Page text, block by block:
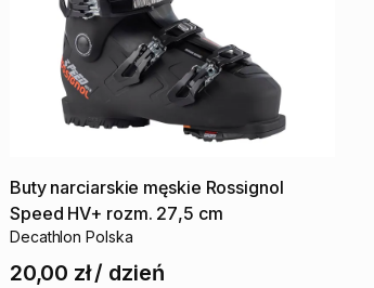
Buty narciarskie męskie Rossignol
Speed HV+ rozm. 27​,​5 cm
Decathlon Polska
20,00 zł/ dzień